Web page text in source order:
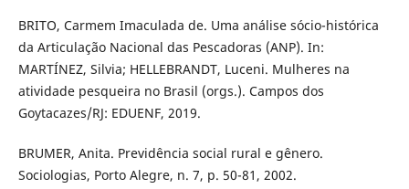
BRITO, Carmem Imaculada de. Uma análise sócio-histórica
da Articulação Nacional das Pescadoras (ANP). In:
MARTÍNEZ, Silvia; HELLEBRANDT, Luceni. Mulheres na
atividade pesqueira no Brasil (orgs.). Campos dos
Goytacazes/RJ: EDUENF, 2019.
BRUMER, Anita. Previdência social rural e gênero.
Sociologias, Porto Alegre, n. 7, p. 50-81, 2002.